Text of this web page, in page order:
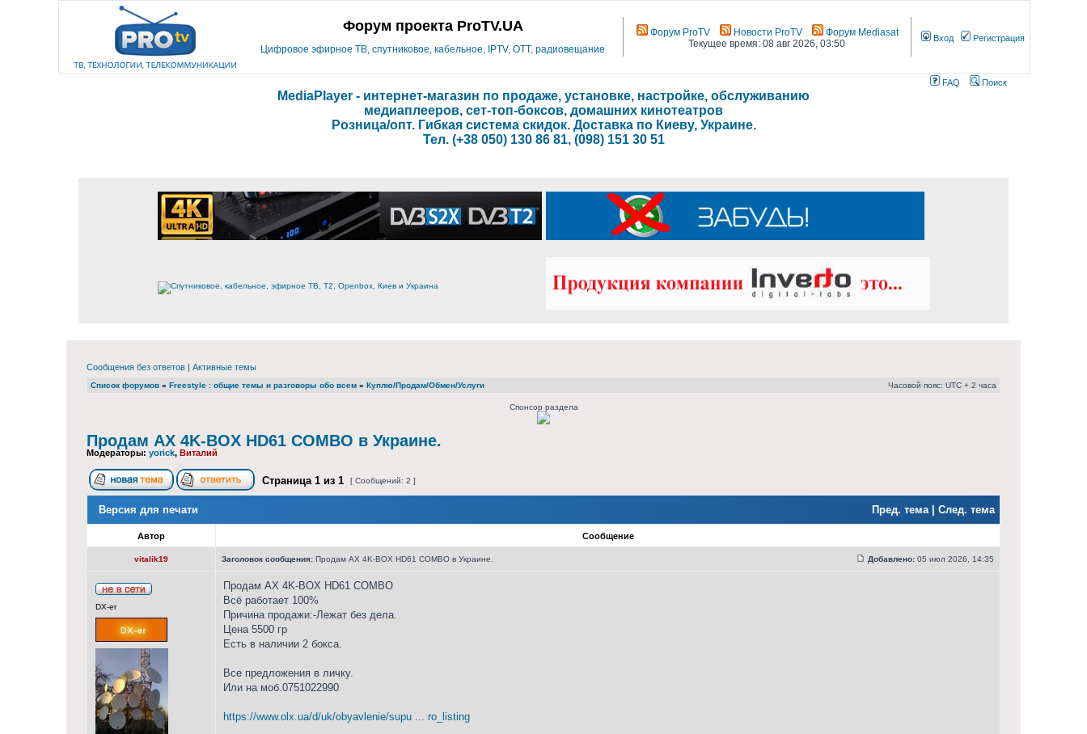
Форум проекта ProTV.UA
Цифровое эфирное ТВ, спутниковое, кабельное, IPTV, OTT, радиовещание
Форум ProTV Новости ProTV
Форум Mediasat
Текущее время: 08 авг 2026, 03:50
Вход Регистрация
FAQ Поиск
MediaPlayer - интернет-магазин по продаже, установке, настройке, обслуживанию
медиаплееров, сет-топ-боксов, домашних кинотеатров
Розница/опт. Гибкая система скидок. Доставка по Киеву, Украине.
Тел. (+38 050) 130 86 81, (098) 151 30 51
Сообщения без ответов | Активные темы
Список форумов » Freestyle : общие темы и разговоры обо всем » Куплю/Продам/Обмен/Услуги Часовой пояс: UTC + 2 часа
Спонсор раздела
Продам AX 4K-BOX HD61 COMBO в Украине.
Модераторы: yorick, Виталий
Страница 1 из 1 [ Сообщений: 2 ]
Версия для печати Пред. тема| След. тема
Автор Сообщение
vitalik19 Заголовок сообщения: Продам AX 4K-BOX HD61 COMBO в Украине. Добавлено: 05 июл 2026, 14:35
DX-er
Продам AX 4K-BOX HD61 COMBO
Всё работает 100%
Причина продажи:-Лежат без дела.
Цена 5500 гр
Есть в наличии 2 бокса.
Все предложения в личку.
Или на моб.0751022990
https://www.olx.ua/d/uk/obyavlenie/supu ... ro_listing